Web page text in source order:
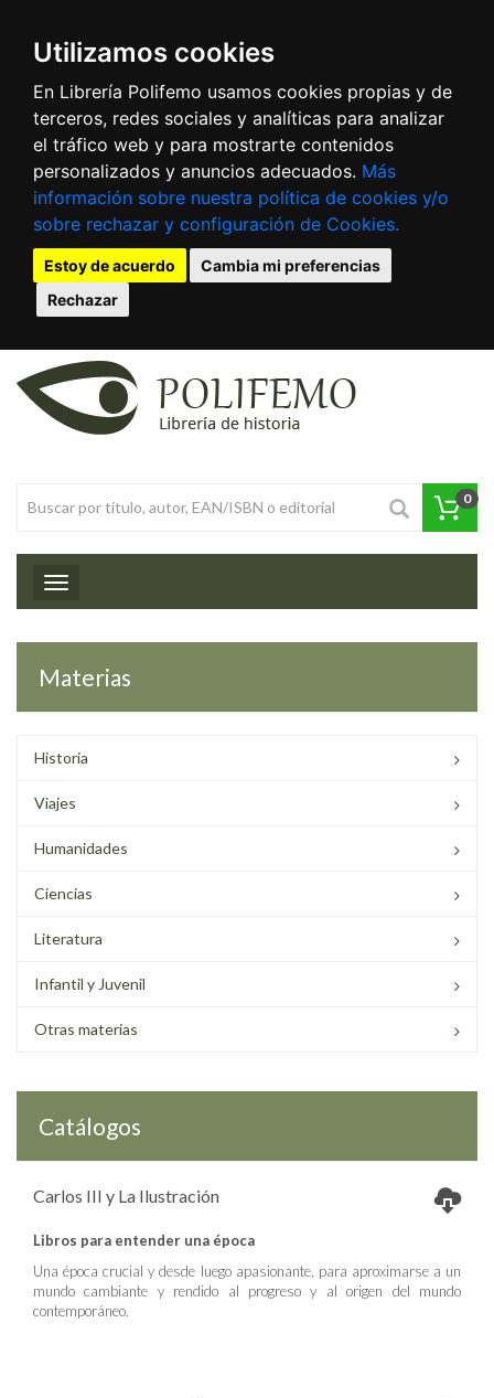
Utilizamos cookies
En Librería Polifemo usamos cookies propias y de
terceros, redes sociales y analíticas para analizar
el tráfico web y para mostrarte contenidos
personalizados y anuncios adecuados. Más
información sobre nuestra política de cookies y/o
sobre rechazar y configuración de Cookies.
Estoy de acuerdo
Cambia mi preferencias
Rechazar
0
Toggle navigation
Materias
Historia
Viajes
Humanidades
Ciencias
Literatura
Infantil y Juvenil
Otras materias
Catálogos
Carlos III y La Ilustración
Libros para entender una época
Una época crucial y desde luego apasionante, para aproximarse a un
mundo cambiante y rendido al progreso y al origen del mundo
contemporáneo.